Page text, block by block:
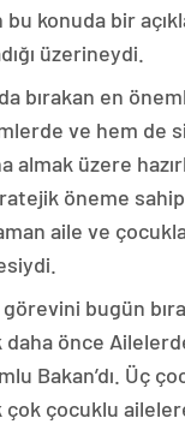
bu konuda bir
üzerineydi.
bırakan en
ve hem de
almak üzere
öneme
aile ve
görevini bugün
daha önce
Bakan’dı. Üç
çok çocuklu